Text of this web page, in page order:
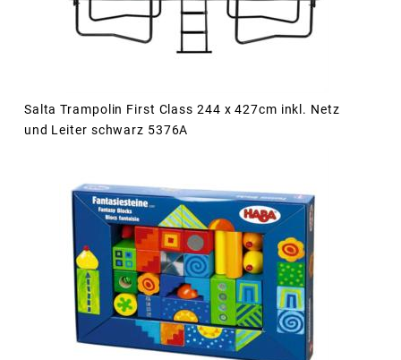
Salta Trampolin First Class 244 x 427cm inkl. Netz
und Leiter schwarz 5376A